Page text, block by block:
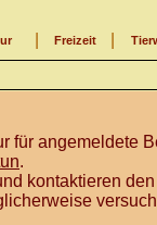
Freizeit
angemeldete
.
kontaktieren